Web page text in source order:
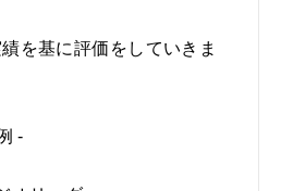
を基に評価をしていきま
-